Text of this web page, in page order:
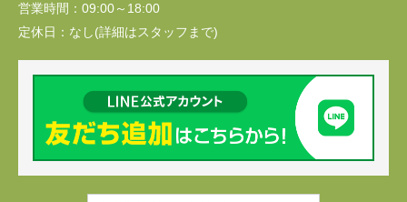
営業時間： 09:00～18:00
定休日： なし(詳細はスタッフまで)